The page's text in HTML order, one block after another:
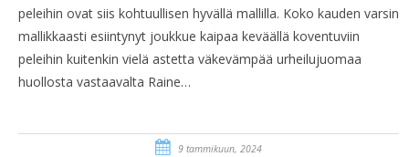
peleihin ovat siis kohtuullisen hyvällä mallilla. Koko kauden varsin
mallikkaasti esiintynyt joukkue kaipaa keväällä koventuviin
peleihin kuitenkin vielä astetta väkevämpää urheilujuomaa
huollosta vastaavalta Raine…
9 tammikuun, 2024